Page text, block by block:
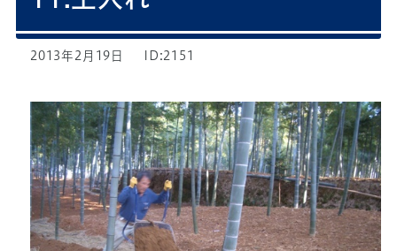
2013年2月19日 ID:2151